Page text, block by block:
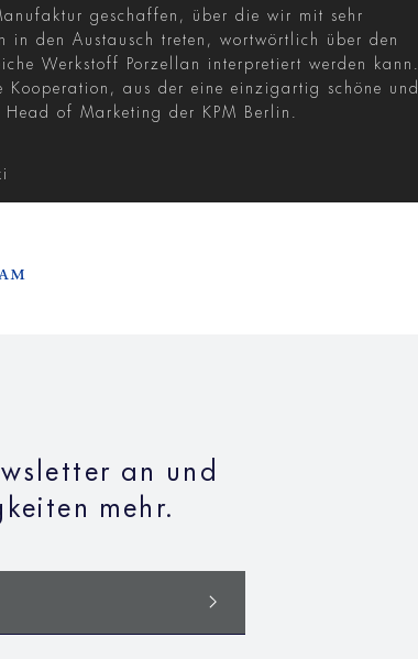
geschaffen, über die wir mit sehr
in den Austausch treten, wortwörtlich über den
Werkstoff Porzellan interpretiert werden kann.
Kooperation, aus der eine einzigartig schöne und
of Marketing der KPM Berlin.
an und
mehr.